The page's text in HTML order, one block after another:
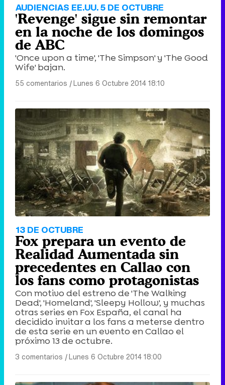
AUDIENCIAS EE.UU. 5 DE OCTUBRE
'Revenge' sigue sin remontar
en la noche de los domingos
de ABC
'Once upon a time', 'The Simpson' y 'The Good
Wife' bajan.
55 comentarios |Lunes 6 Octubre 2014 18:10
13 DE OCTUBRE
Fox prepara un evento de
Realidad Aumentada sin
precedentes en Callao con
los fans como protagonistas
Con motivo del estreno de 'The Walking
Dead', 'Homeland', 'Sleepy Hollow', y muchas
otras series en Fox España, el canal ha
decidido invitar a los fans a meterse dentro
de esta serie en un evento en Callao el
próximo 13 de octubre.
3 comentarios |Lunes 6 Octubre 2014 18:00